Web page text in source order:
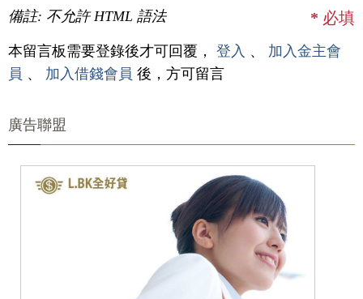
備註: 不允許 HTML 語法 * 必填
本留言板需要登錄後才可回覆， 登入 、 加入金主會
員 、 加入借錢會員 後，方可留言
廣告聯盟